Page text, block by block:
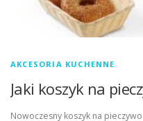
AKCESORIA KUCHENNE
Jaki koszyk na
Nowoczesny koszyk na